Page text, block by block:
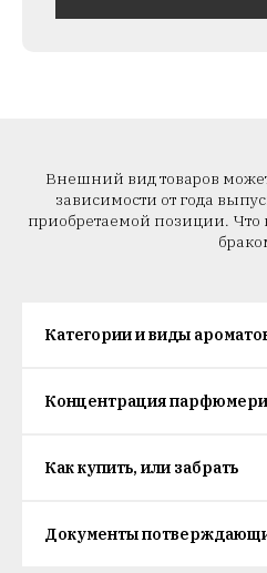
Внешний вид товаров
зависимости от года
приобретаемой позиции. Что
Категории и виды
Концентрация
Как купить, или забрать
Документы